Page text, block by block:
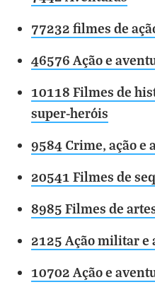
77232 filmes de
46576 Ação e
10118 Filmes de
super-heróis
9584 Crime, ação e
20541 Filmes de
8985 Filmes de
2125 Ação militar e
10702 Ação e